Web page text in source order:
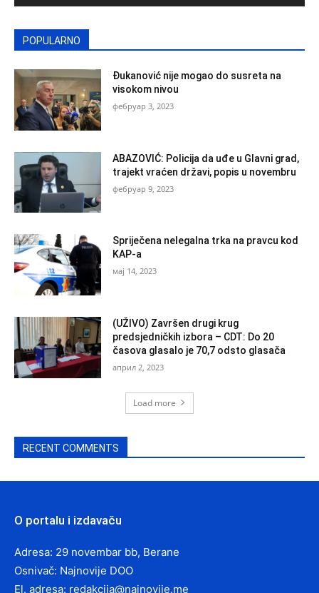
POPULARNO
Đukanović nije mogao do susreta na
visokom nivou
фебруар 3, 2023
ABAZOVIĆ: Policija da uđe u Glavni grad,
trajekt vraćen državi, popis u novembru
фебруар 9, 2023
Spriječena nelegalna trka na pravcu kod
KAP-a
мај 14, 2023
(UŽIVO) Završen drugi krug
predsjedničkih izbora – CDT: Do 20
časova glasalo je 70,7 odsto glasača
април 2, 2023
Load more
RECENT COMMENTS
O portalu i izdavaču
Adresa: 29 novembar bb, Berane
Osnivač: Najnovije DOO
El. adresa: redakcija@najnovije.me